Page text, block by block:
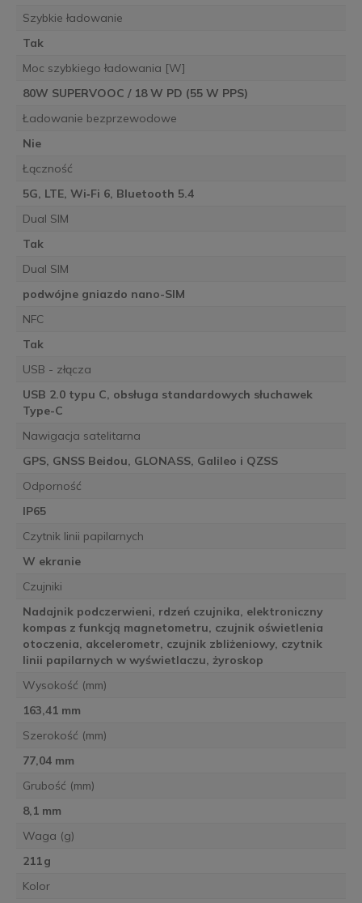
Szybkie ładowanie
Tak
Moc szybkiego ładowania [W]
80W SUPERVOOC / 18 W PD (55 W PPS)
Ładowanie bezprzewodowe
Nie
Łączność
5G, LTE, Wi‑Fi 6, Bluetooth 5.4
Dual SIM
Tak
Dual SIM
podwójne gniazdo nano-SIM
NFC
Tak
USB - złącza
USB 2.0 typu C, obsługa standardowych słuchawek
Type-C
Nawigacja satelitarna
GPS, GNSS Beidou, GLONASS, Galileo i QZSS
Odporność
IP65
Czytnik linii papilarnych
W ekranie
Czujniki
Nadajnik podczerwieni, rdzeń czujnika, elektroniczny
kompas z funkcją magnetometru, czujnik oświetlenia
otoczenia, akcelerometr, czujnik zbliżeniowy, czytnik
linii papilarnych w wyświetlaczu, żyroskop
Wysokość (mm)
163,41 mm
Szerokość (mm)
77,04 mm
Grubość (mm)
8,1 mm
Waga (g)
211 g
Kolor